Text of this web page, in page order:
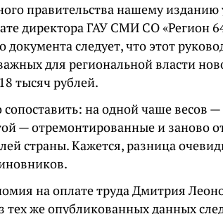
правительства нашему
директора ГАУ СМИ СО «Регион
документа следует, что этот
для региональной власти
тысяч рублей.
на одной чаше весов
— отремонтированные и заново
страны. Кажется, разница
на оплате труда Дмитрия
тех же опубликованных данных